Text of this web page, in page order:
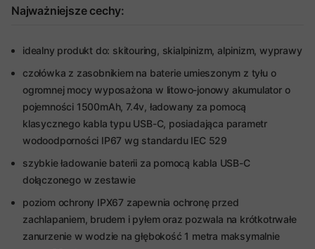
Najważniejsze cechy:
idealny produkt do: skitouring, skialpinizm, alpinizm, wyprawy
czołówka z zasobnikiem na baterie umieszonym z tyłu o
ogromnej mocy wyposażona w litowo-jonowy akumulator o
pojemności 1500mAh, 7.4v, ładowany za pomocą
klasycznego kabla typu USB-C, posiadająca parametr
wodoodporności IP67 wg standardu IEC 529
szybkie ładowanie baterii za pomocą kabla USB-C
dołączonego w zestawie
poziom ochrony IPX67 zapewnia ochronę przed
zachlapaniem, brudem i pyłem oraz pozwala na krótkotrwałe
zanurzenie w wodzie na głębokość 1 metra maksymalnie